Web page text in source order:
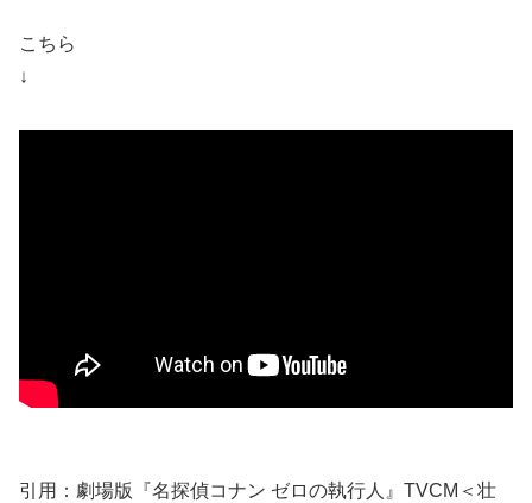
こちら
↓
引用：劇場版『名探偵コナン ゼロの執行人』TVCM＜壮